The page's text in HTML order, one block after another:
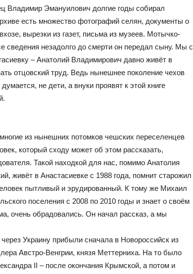
Владимир Эмануилович долгие годы собирал
есть множество фотографий селян, документы о
вырезки из газет, письма из музеев. Мотычко-
сведения незадолго до смерти он передал сыну. Мы с
– Анатолий Владимирович давно живёт в
отцовский труд. Ведь нынешнее поколение чехов
не дети, а внуки проявят к этой книге
из нынешних потомков чешских переселенцев
который сходу может об этом рассказать,
Такой находкой для нас, помимо Анатолия
живёт в Анастасиевке с 1988 года, помнит старожил
пытливый и эрудированный. К тому же Михаил
поселения с 2008 по 2010 годы и знает о своём
очень обрадовались. Он начал рассказ, а мы
Украину прибыли сначала в Новороссийск из
Австро-Венгрии, князя Меттерниха. На то было
II – после окончания Крымской, а потом и